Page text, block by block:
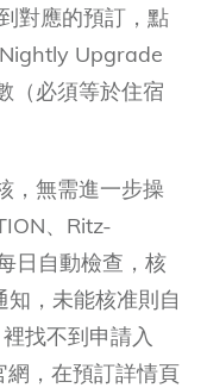
對應的預訂，點
Upgrade
（必須等於住宿
，無需進一步操
、Ritz-
日自動檢查，核
，未能核准則自
找不到申請入
，在預訂詳情頁